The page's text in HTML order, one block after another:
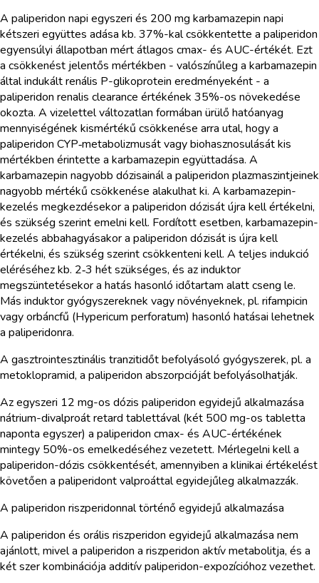
A paliperidon napi egyszeri és 200 mg karbamazepin napi
kétszeri együttes adása kb. 37%-kal csökkentette a paliperidon
egyensúlyi állapotban mért átlagos cmax- és AUC-értékét. Ezt
a csökkenést jelentős mértékben - valószínűleg a karbamazepin
által indukált renális P-glikoprotein eredményeként - a
paliperidon renalis clearance értékének 35%-os növekedése
okozta. A vizelettel változatlan formában ürülő hatóanyag
mennyiségének kismértékű csökkenése arra utal, hogy a
paliperidon CYP‑metabolizmusát vagy biohasznosulását kis
mértékben érintette a karbamazepin együttadása. A
karbamazepin nagyobb dózisainál a paliperidon plazmaszintjeinek
nagyobb mértékű csökkenése alakulhat ki. A karbamazepin-
kezelés megkezdésekor a paliperidon dózisát újra kell értékelni,
és szükség szerint emelni kell. Fordított esetben, karbamazepin-
kezelés abbahagyásakor a paliperidon dózisát is újra kell
értékelni, és szükség szerint csökkenteni kell. A teljes indukció
eléréséhez kb. 2‑3 hét szükséges, és az induktor
megszüntetésekor a hatás hasonló időtartam alatt cseng le.
Más induktor gyógyszereknek vagy növényeknek, pl. rifampicin
vagy orbáncfű (Hypericum perforatum) hasonló hatásai lehetnek
a paliperidonra.
A gasztrointesztinális tranzitidőt befolyásoló gyógyszerek, pl. a
metoklopramid, a paliperidon abszorpcióját befolyásolhatják.
Az egyszeri 12 mg-os dózis paliperidon egyidejű alkalmazása
nátrium-divalproát retard tablettával (két 500 mg-os tabletta
naponta egyszer) a paliperidon cmax- és AUC-értékének
mintegy 50%-os emelkedéséhez vezetett. Mérlegelni kell a
paliperidon-dózis csökkentését, amennyiben a klinikai értékelést
követően a paliperidont valproáttal egyidejűleg alkalmazzák.
A paliperidon riszperidonnal történő egyidejű alkalmazása
A paliperidon és orális riszperidon egyidejű alkalmazása nem
ajánlott, mivel a paliperidon a riszperidon aktív metabolitja, és a
két szer kombinációja additív paliperidon-expozícióhoz vezethet.